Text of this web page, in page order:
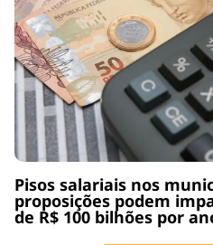
Pisos salariais nos
proposições podem
de R$ 100 bilhões por